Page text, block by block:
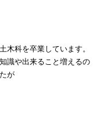
木科を卒業しています。
識や出来ること増えるの
が